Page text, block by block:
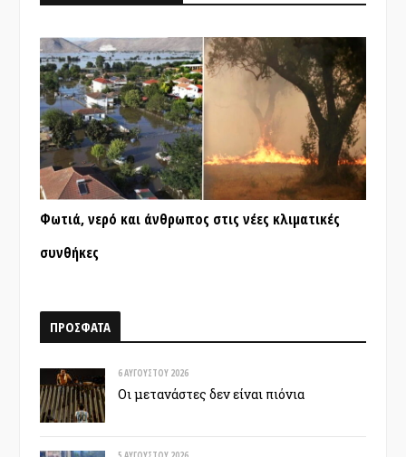
Φωτιά, νερό και άνθρωπος στις νέες κλιματικές
συνθήκες
ΠΡΟΣΦΑΤΑ
6 ΑΥΓΟΎΣΤΟΥ 2026
Οι μετανάστες δεν είναι πιόνια